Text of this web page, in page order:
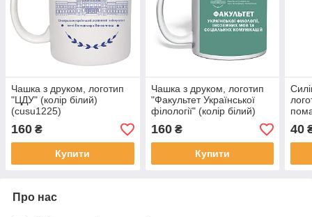
Чашка з друком, логотип
"ЦДУ" (колір білий)
(cusu1225)
160 ₴
Купити
Чашка з друком, логотип
"Факультет Української
філології" (колір білий)
(cusu1354)
160₴
Купити
40
Про нас